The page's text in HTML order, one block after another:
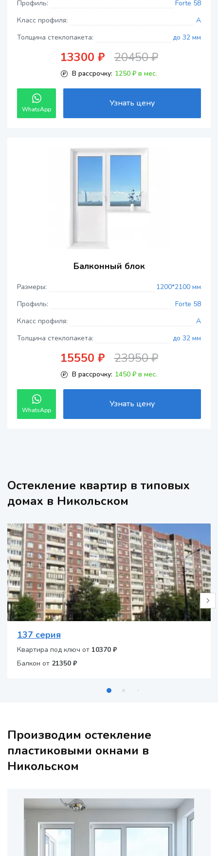
Профиль:
Forte 58
Класс профиля:
A
Толщина стеклопакета:
до 32 мм
13300 ₽ 20450 ₽
В рассрочку: 1250 ₽ в мес.
WhatsApp
Узнать цену
Балконный блок
Размеры:
1200*2100 мм
Профиль:
Forte 58
Класс профиля:
A
Толщина стеклопакета:
до 32 мм
15550 ₽ 23950 ₽
В рассрочку: 1450 ₽ в мес.
WhatsApp
Узнать цену
Остекление квартир в типовых
домах в Никольском
137 серия
Квартира под ключ от 10370 ₽
Балкон от 21350 ₽
Производим остекление
пластиковыми окнами в
Никольском